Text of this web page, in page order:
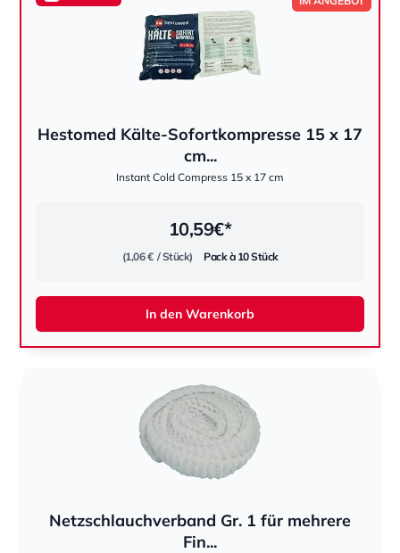
Hestomed Kälte-Sofortkompresse 15 x 17
cm...
Instant Cold Compress 15 x 17 cm
hestomed
10,59€*
(1,06 € / Stück) Pack à 10 Stück
In den Warenkorb
Netzschlauchverband Gr. 1 für mehrere
Fin...